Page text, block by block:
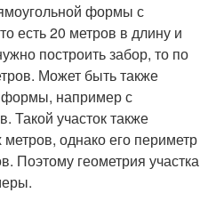
формы с
есть 20 метров в длину и
построить забор, то по
Может быть также
формы, например с
Такой участок также
однако его периметр
Поэтому геометрия участка